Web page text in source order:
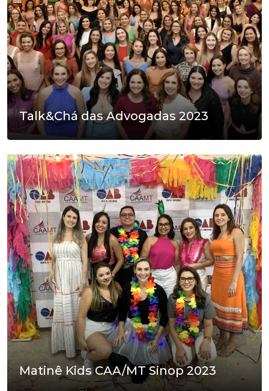
Talk&Chá das Advogadas 2023
Matinê Kids CAA/MT Sinop 2023